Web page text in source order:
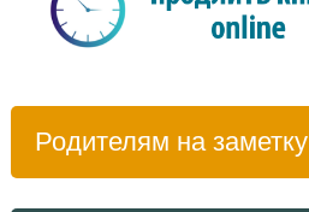
Родителям на заметку